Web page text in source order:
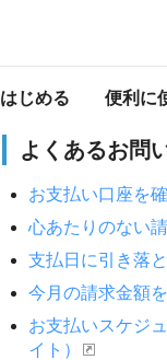
はじめる 便利に
PayPayカ
よくあるお問
お支払い口座を
心あたりのない
支払日に引き落
今月の請求金額
お支払いスケジ
イト）